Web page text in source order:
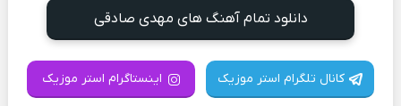
دانلود تمام آهنگ های مهدی صادقی
کانال تلگرام استر موزیک اینستاگرام استر موزیک